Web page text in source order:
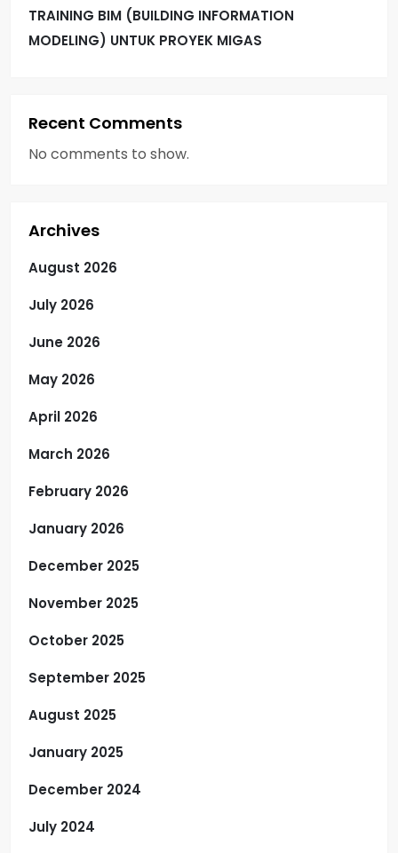
TRAINING BIM (BUILDING INFORMATION
MODELING) UNTUK PROYEK MIGAS
Recent Comments
No comments to show.
Archives
August 2026
July 2026
June 2026
May 2026
April 2026
March 2026
February 2026
January 2026
December 2025
November 2025
October 2025
September 2025
August 2025
January 2025
December 2024
July 2024